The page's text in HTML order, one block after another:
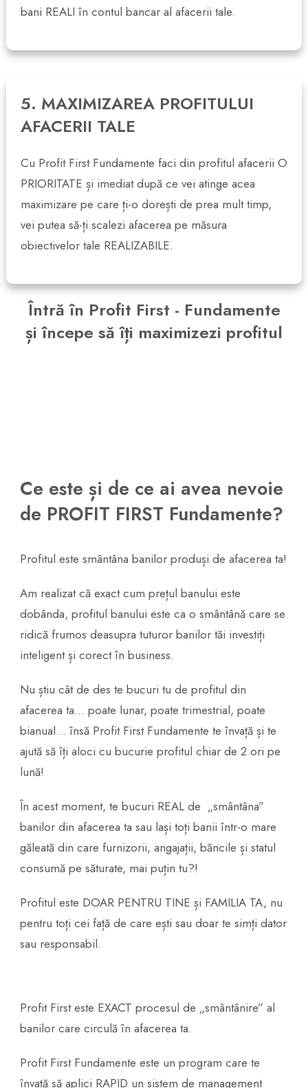
bani REALI în contul bancar al afacerii tale.
5. MAXIMIZAREA PROFITULUI
AFACERII TALE
Cu Profit First Fundamente faci din profitul afacerii O
PRIORITATE și imediat după ce vei atinge acea
maximizare pe care ți-o dorești de prea mult timp,
vei putea să-ți scalezi afacerea pe măsura
obiectivelor tale REALIZABILE.
Întră în Profit First - Fundamente
și începe să îți maximizezi profitul
Ce este și de ce ai avea nevoie
de PROFIT FIRST Fundamente?
Profitul este smântâna banilor produși de afacerea ta!
Am realizat că exact cum prețul banului este
dobânda, profitul banului este ca o smântână care se
ridică frumos deasupra tuturor banilor tăi investiți
inteligent și corect în business.
Nu știu cât de des te bucuri tu de profitul din
afacerea ta… poate lunar, poate trimestrial, poate
bianual… însă Profit First Fundamente te învață și te
ajută să îți aloci cu bucurie profitul chiar de 2 ori pe
lună!
În acest moment, te bucuri REAL de „smântâna”
banilor din afacerea ta sau lași toți banii într-o mare
găleată din care furnizorii, angajații, băncile și statul
consumă pe săturate, mai puțin tu?!
Profitul este DOAR PENTRU TINE și FAMILIA TA, nu
pentru toți cei față de care ești sau doar te simți dator
sau responsabil.
Profit First este EXACT procesul de „smântânire” al
banilor care circulă în afacerea ta.
Profit First Fundamente este un program care te
învață să aplici RAPID un sistem de management